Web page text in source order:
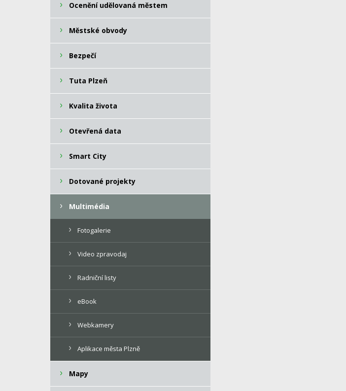
Ocenění udělovaná městem
Městské obvody
Bezpečí
Tuta Plzeň
Kvalita života
Otevřená data
Smart City
Dotované projekty
Multimédia
Fotogalerie
Video zpravodaj
Radniční listy
eBook
Webkamery
Aplikace města Plzně
Mapy